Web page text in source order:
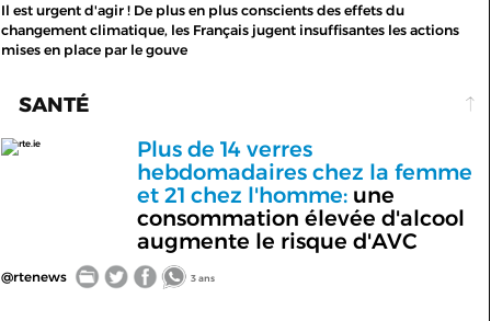
Il est urgent d'agir ! De plus en plus conscients des effets du
changement climatique, les Français jugent insuffisantes les actions
mises en place par le gouve
SANTÉ
rte.ie
Plus de 14 verres
hebdomadaires chez la femme
et 21 chez l'homme:une
consommation élevée d'alcool
augmente le risque d'AVC
@rtenews 3 ans